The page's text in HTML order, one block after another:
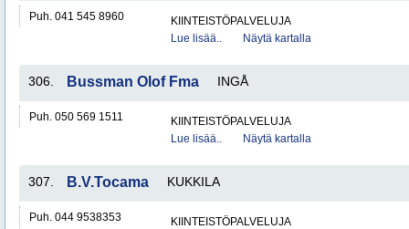
Puh. 041 545 8960
KIINTEISTÖPALVELUJA
Lue lisää..
Näytä kartalla
306. Bussman Olof Fma INGÅ
Puh. 050 569 1511
KIINTEISTÖPALVELUJA
Lue lisää..
Näytä kartalla
307. B.V.Tocama KUKKILA
Puh. 044 9538353
KIINTEISTÖPALVELUJA